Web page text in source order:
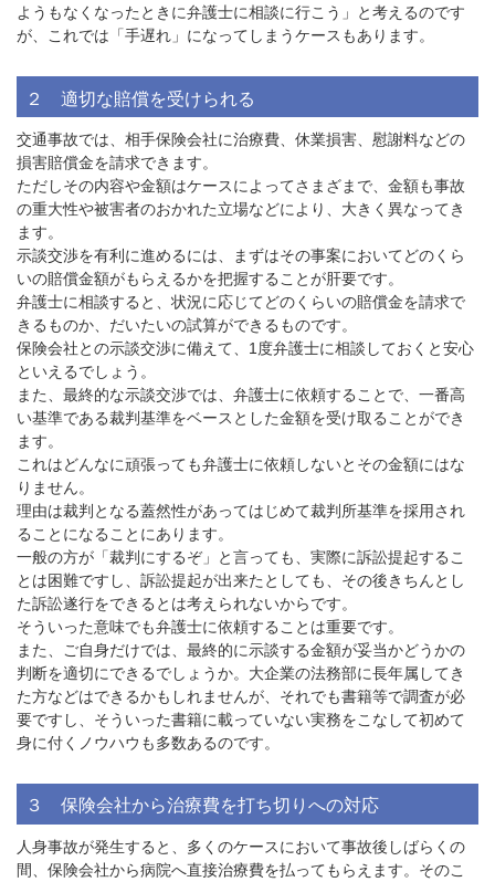
ようもなくなったときに弁護士に相談に行こう」と考えるのです
が、これでは「手遅れ」になってしまうケースもあります。
２ 適切な賠償を受けられる
交通事故では、相手保険会社に治療費、休業損害、慰謝料などの
損害賠償金を請求できます。
ただしその内容や金額はケースによってさまざまで、金額も事故
の重大性や被害者のおかれた立場などにより、大きく異なってき
ます。
示談交渉を有利に進めるには、まずはその事案においてどのくら
いの賠償金額がもらえるかを把握することが肝要です。
弁護士に相談すると、状況に応じてどのくらいの賠償金を請求で
きるものか、だいたいの試算ができるものです。
保険会社との示談交渉に備えて、 1 度弁護士に相談しておくと安心
といえるでしょう。
また、最終的な示談交渉では、弁護士に依頼することで、一番高
い基準である裁判基準をベースとした金額を受け取ることができ
ます。
これはどんなに頑張っても弁護士に依頼しないとその金額にはな
りません。
理由は裁判となる蓋然性があってはじめて裁判所基準を採用され
ることになることにあります。
一般の方が「裁判にするぞ」と言っても、実際に訴訟提起するこ
とは困難ですし、訴訟提起が出来たとしても、その後きちんとし
た訴訟遂行をできるとは考えられないからです。
そういった意味でも弁護士に依頼することは重要です。
また、ご自身だけでは、最終的に示談する金額が妥当かどうかの
判断を適切にできるでしょうか。大企業の法務部に長年属してき
た方などはできるかもしれませんが、それでも書籍等で調査が必
要ですし、そういった書籍に載っていない実務をこなして初めて
身に付くノウハウも多数あるのです。
３ 保険会社から治療費を打ち切りへの対応
人身事故が発生すると、多くのケースにおいて事故後しばらくの
間、保険会社から病院へ直接治療費を払ってもらえます。そのこ